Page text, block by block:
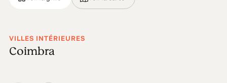
VILLES INTÉRIEURES
Coimbra